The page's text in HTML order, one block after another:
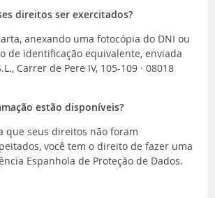
direitos ser exercitados?
anexando uma fotocópia do DNI ou
de identificação equivalente, enviada
Carrer de Pere IV, 105-109 · 08018
estão disponíveis?
que seus direitos não foram
você tem o direito de fazer uma
Espanhola de Proteção de Dados.